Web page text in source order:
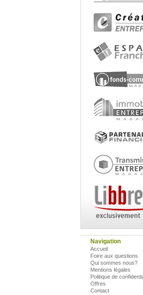
Navigation
Accueil
Foire aux questions
Qui sommes nous?
Mentions légales
Politique de
Offres
Contact